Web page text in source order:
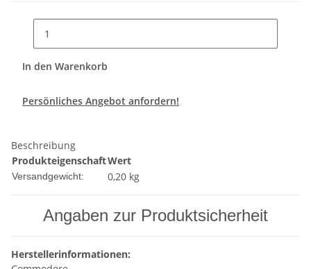
In den Warenkorb
Persönliches Angebot anfordern!
Beschreibung
ProdukteigenschaftWert
Versandgewicht: 0,20 kg
Angaben zur Produktsicherheit
Herstellerinformationen: